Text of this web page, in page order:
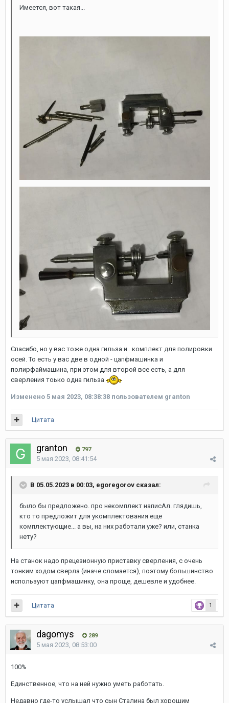
Имеется, вот такая...
Спасибо, но у вас тоже одна гильза и...комплект для полировки
осей. То есть у вас две в одной - цапфмашинка и
полирфаймашина, при этом для второй все есть, а для
сверления тоько одна гильза
Изменено 5 мая 2023, 08:38:38 пользователем granton
Цитата
granton 797
5 мая 2023, 08:41:54
В 05.05.2023 в 00:03, egoregorov сказал:
было бы предложено. про некомплект написАл. глядишь,
кто то предложит для укомплектования еще
комплектующие... а вы, на них работали уже? или, станка
нету?
На станок надо прецезионную приставку сверления, с очень
тонким ходом сверла (иначе сломается), поэтому большинство
используют цапфмашинку, она проще, дешевле и удобнее.
1
Цитата
dagomys 289
5 мая 2023, 08:53:00
100%
Единственное, что на ней нужно уметь работать.
Недавно где-то услышал что сын Сталина был хорошим